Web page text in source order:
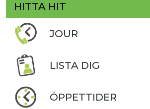
HITTA HIT
JOUR
LISTA DIG
ÖPPETTIDER